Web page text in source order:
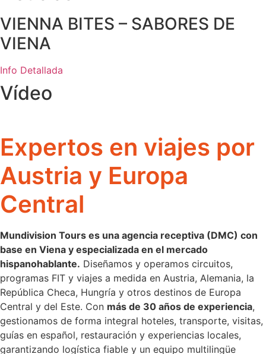
VIENNA BITES – SABORES DE
VIENA
Info Detallada
Vídeo
Expertos en viajes por
Austria y Europa
Central
Mundivision Tours es una agencia receptiva (DMC) con
base en Viena y especializada en el mercado
hispanohablante. Diseñamos y operamos circuitos,
programas FIT y viajes a medida en Austria, Alemania, la
República Checa, Hungría y otros destinos de Europa
Central y del Este. Con más de 30 años de experiencia,
gestionamos de forma integral hoteles, transporte, visitas,
guías en español, restauración y experiencias locales,
garantizando logística fiable y un equipo multilingüe